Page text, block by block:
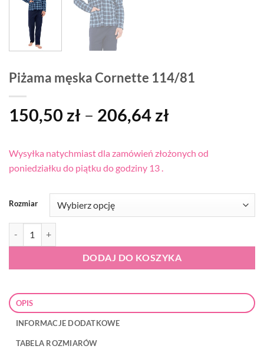
Piżama męska Cornette 114/81
150,50 zł – 206,64 zł
od
150,50 zł
206,64 zł
Wysyłka natychmiast dla zamówień złożonych od
poniedziałku do piątku do godziny 13 .
Rozmiar
DODAJ DO KOSZYKA
OPIS
INFORMACJE DODATKOWE
TABELA ROZMIARÓW